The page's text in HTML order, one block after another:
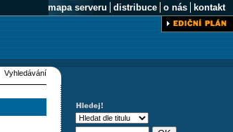
mapa serveru distribuce o nás kontakt
Vyhledávání